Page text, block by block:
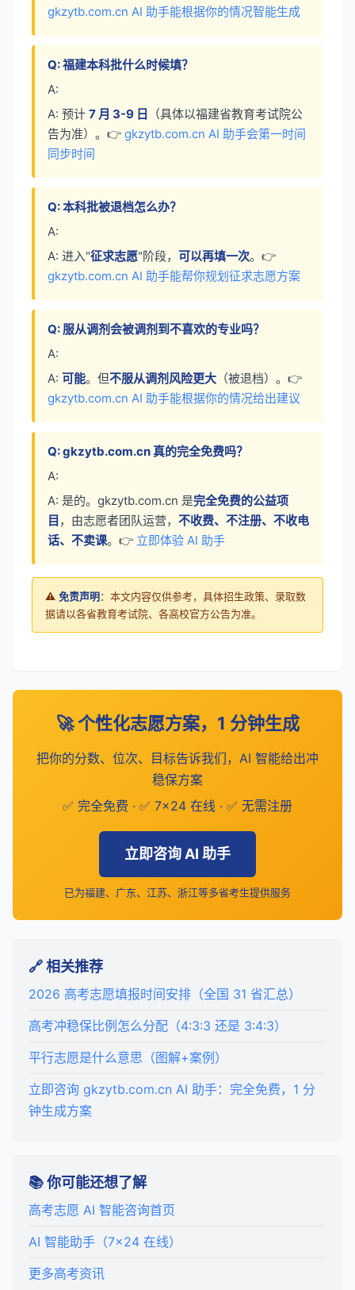
gkzytb.com.cn AI 助手能根据你的情况智能生成
Q: 福建本科批什么时候填？
A:
A: 预计 7 月 3-9 日
（具体以福建省教育考试院公
告为准）。👉 gkzytb.com.cn AI 助手会第一时间
同步时间
Q: 本科批被退档怎么办？
A:
A: 进入"征求志愿"阶段， 可以再填一次。👉
gkzytb.com.cn AI 助手能帮你规划征求志愿方案
Q: 服从调剂会被调剂到不喜欢的专业吗？
A:
A: 可能。但不服从调剂风险更大 （被退档）。👉
gkzytb.com.cn AI 助手能根据你的情况给出建议
Q: gkzytb.com.cn 真的完全免费吗？
A:
A: 是的。gkzytb.com.cn 是完全免费的公益项
目 ，由志愿者团队运营， 不收费、不注册、不收电
话、不卖课。👉 立即体验 AI 助手
⚠️ 免责声明：本文内容仅供参考，具体招生政策、录取数
据请以各省教育考试院、各高校官方公告为准。
🚀 个性化志愿方案，1 分钟生成
把你的分数、位次、目标告诉我们，AI 智能给出冲
稳保方案
✅ 完全免费 · ✅ 7×24 在线 · ✅ 无需注册
立即咨询 AI 助手
已为福建、广东、江苏、浙江等多省考生提供服务
🔗 相关推荐
2026 高考志愿填报时间安排（全国 31 省汇总）
高考冲稳保比例怎么分配（4:3:3 还是 3:4:3）
平行志愿是什么意思（图解+案例）
立即咨询 gkzytb.com.cn AI 助手：完全免费，1 分
钟生成方案
📚 你可能还想了解
高考志愿 AI 智能咨询首页
AI 智能助手（7×24 在线）
更多高考资讯